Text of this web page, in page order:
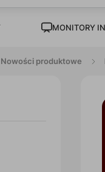
MONITORY
Nowości produktowe